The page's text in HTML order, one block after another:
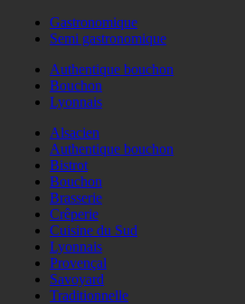
Gastronomique
Semi gastronomique
Authentique bouchon
Bouchon
Lyonnais
Alsacien
Authentique bouchon
Bistrot
Bouchon
Brasserie
Crêperie
Cuisine du Sud
Lyonnais
Provençal
Savoyard
Traditionnelle